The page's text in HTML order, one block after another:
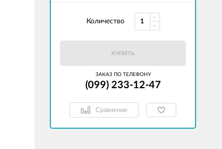
Количество
КУПИТЬ
ЗАКАЗ ПО ТЕЛЕФОНУ
(099) 233-12-47
Сравнение